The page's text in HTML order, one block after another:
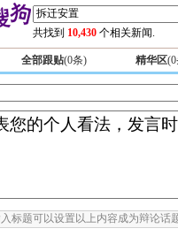
共找到 10,430 个相关新闻.
全部跟贴(0条) 精华区(0